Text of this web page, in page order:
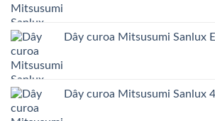
Dây curoa Mitsusumi Sanlux
Dây curoa Mitsusumi Sanlux